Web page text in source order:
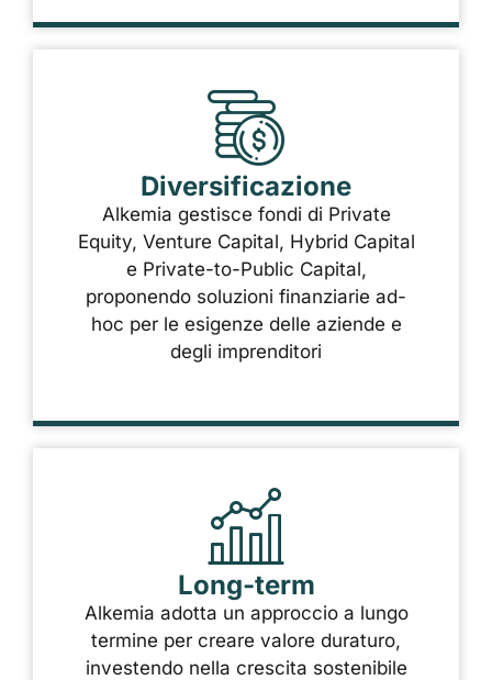
Diversificazione
Alkemia gestisce fondi di Private
Equity, Venture Capital, Hybrid Capital
e Private-to-Public Capital,
proponendo soluzioni finanziarie ad-
hoc per le esigenze delle aziende e
degli imprenditori
Long-term
Alkemia adotta un approccio a lungo
termine per creare valore duraturo,
investendo nella crescita sostenibile